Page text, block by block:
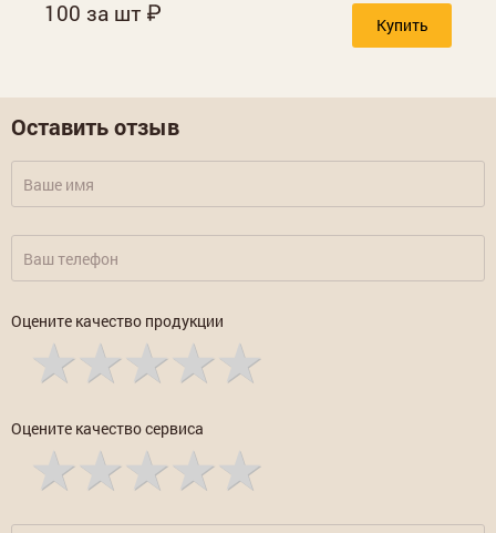
100 за шт Купить
Оставить отзыв
Оцените качество продукции
Оцените качество сервиса